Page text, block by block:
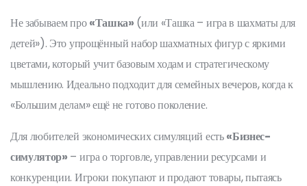
Не забываем про«Ташка» (или «Ташка – игра в шахматы для
детей»). Это упрощённый набор шахматных фигур с яркими
цветами, который учит базовым ходам и стратегическому
мышлению. Идеально подходит для семейных вечеров, когда к
«Большим делам» ещё не готово поколение.
Для любителей экономических симуляций есть«Бизнес-
симулятор» – игра о торговле, управлении ресурсами и
конкуренции. Игроки покупают и продают товары, пытаясь